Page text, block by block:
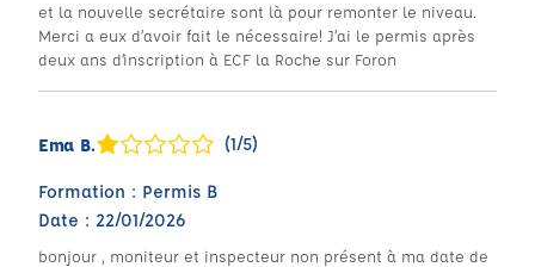
et la nouvelle secrétaire sont là pour remonter le niveau.
Merci a eux d’avoir fait le nécessaire! J’ai le permis après
deux ans d’inscription à ECF la Roche sur Foron
Ema B. (1/5)
Formation : Permis B
Date : 22/01/2026
bonjour , moniteur et inspecteur non présent à ma date de